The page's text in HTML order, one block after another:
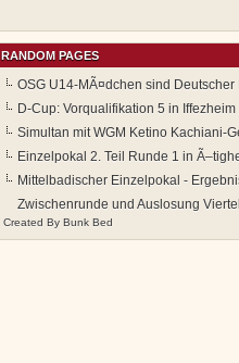
RANDOM PAGES
OSG U14-MÃ¤dchen sind Deutscher
D-Cup: Vorqualifikation 5 in Iffezheim
Simultan mit WGM Ketino Kachiani-
Einzelpokal 2. Teil Runde 1 in
Mittelbadischer Einzelpokal -
Zwischenrunde und Auslosung
Created By Bunk Bed